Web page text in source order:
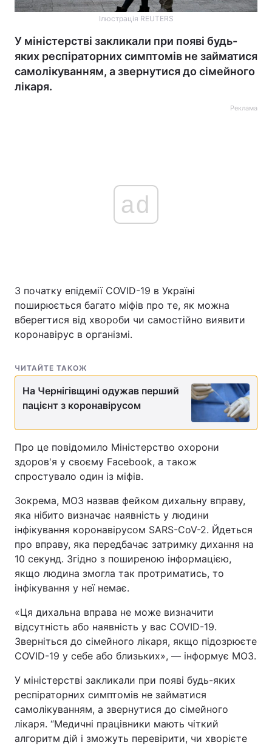
Ілюстрація REUTERS
У міністерстві закликали при появі будь-
яких респіраторних симптомів не займатися
самолікуванням, а звернутися до сімейного
лікаря.
Реклама
ad
З початку епідемії COVID-19 в Україні
поширюється багато міфів про те, як можна
вберегтися від хвороби чи самостійно виявити
коронавірус в організмі.
ЧИТАЙТЕ ТАКОЖ
На Чернігівщині одужав перший
пацієнт з коронавірусом
Про це повідомило Міністерство охорони
здоров'я у своєму Facebook, а також
спростувало один із міфів.
Зокрема, МОЗ назвав фейком дихальну вправу,
яка нібито визначає наявність у людини
інфікування коронавірусом SARS-CoV-2. Йдеться
про вправу, яка передбачає затримку дихання на
10 секунд. Згідно з поширеною інформацією,
якщо людина змогла так протриматись, то
інфікування у неї немає.
«Ця дихальна вправа не може визначити
відсутність або наявність у вас COVID-19.
Зверніться до сімейного лікаря, якщо підозрюєте
COVID-19 у себе або близьких», — інформує МОЗ.
У міністерстві закликали при появі будь-яких
респіраторних симптомів не займатися
самолікуванням, а звернутися до сімейного
лікаря. “Медичні працівники мають чіткий
алгоритм дій і зможуть перевірити, чи хворієте